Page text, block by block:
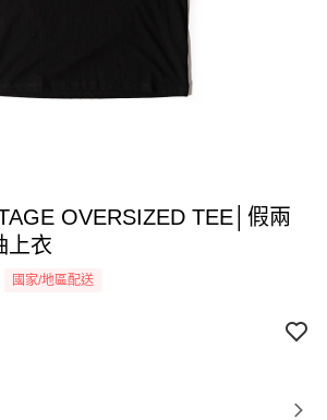
OVERSIZED TEE│假兩
上衣
國家/地區配送